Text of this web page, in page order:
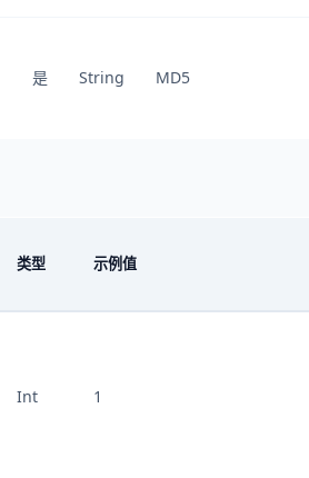
是 String MD5
类型 示例值
Int 1